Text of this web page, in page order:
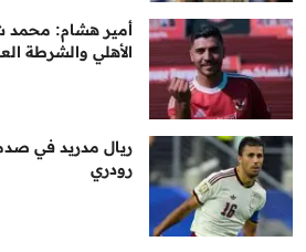
أمير هشام: محمد
الأهلي والشرطة
ريال مدريد في
رودري